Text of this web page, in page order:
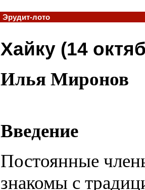
Эрудит-лото
Хайку (14
Илья Миронов
Введение
Постоянные
знакомы с